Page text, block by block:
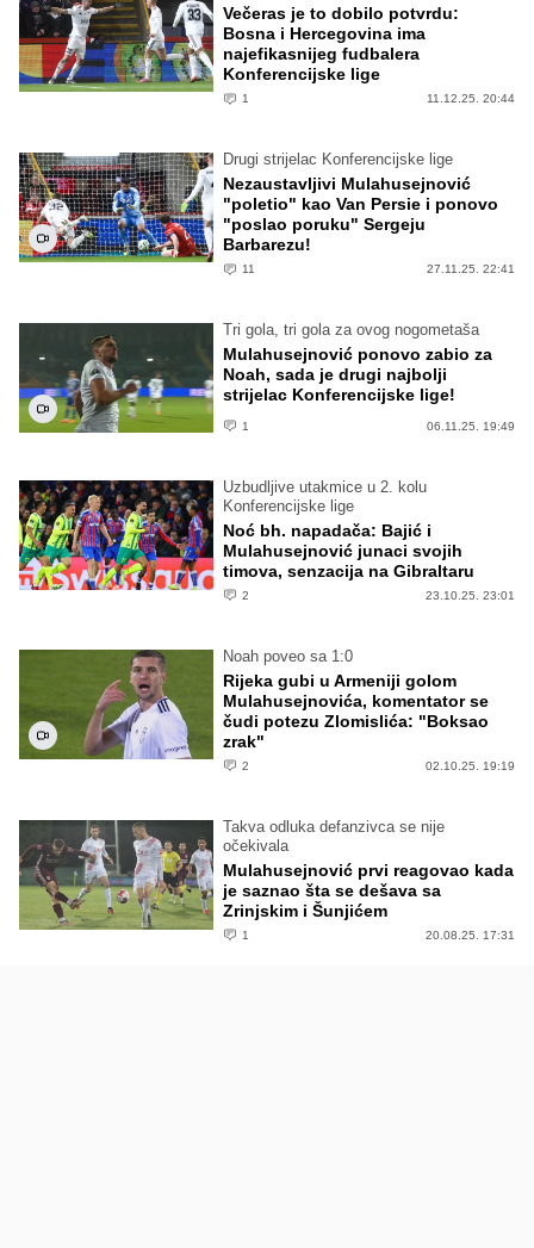
Večeras je to dobilo potvrdu:
Bosna i Hercegovina ima
najefikasnijeg fudbalera
Konferencijske lige
1 11.12.25. 20:44
Drugi strijelac Konferencijske lige
Nezaustavljivi Mulahusejnović
"poletio" kao Van Persie i ponovo
"poslao poruku" Sergeju
Barbarezu!
11 27.11.25. 22:41
Tri gola, tri gola za ovog nogometaša
Mulahusejnović ponovo zabio za
Noah, sada je drugi najbolji
strijelac Konferencijske lige!
1 06.11.25. 19:49
Uzbudljive utakmice u 2. kolu
Konferencijske lige
Noć bh. napadača: Bajić i
Mulahusejnović junaci svojih
timova, senzacija na Gibraltaru
2 23.10.25. 23:01
Noah poveo sa 1:0
Rijeka gubi u Armeniji golom
Mulahusejnovića, komentator se
čudi potezu Zlomislića: "Boksao
zrak"
2 02.10.25. 19:19
Takva odluka defanzivca se nije
očekivala
Mulahusejnović prvi reagovao kada
je saznao šta se dešava sa
Zrinjskim i Šunjićem
1 20.08.25. 17:31